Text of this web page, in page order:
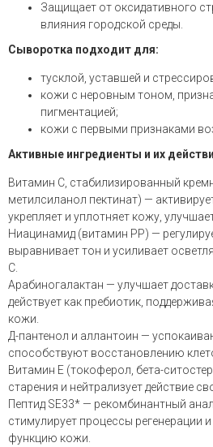
Защищает от оксидативного
влияния городской среды.
Сыворотка подходит для:
тусклой, уставшей и
кожи с неровным тоном,
пигментацией;
кожи с первыми признаками
Активные ингредиенты и их
Витамин С, стабилизированный
метилсиланол пектинат) —
укрепляет и уплотняет кожу,
Ниацинамид (витамин PP) —
выравнивает тон и усиливает
С.
Арабиногалактан — улучшает
действует как пребиотик,
кожи.
Д-пантенол и аллантоин —
способствуют восстановлению
Витамин E (токоферол, бета-
старения и нейтрализует действие
Пептид SE33* — рекомбинантный
стимулирует процессы регенерации
функцию кожи.